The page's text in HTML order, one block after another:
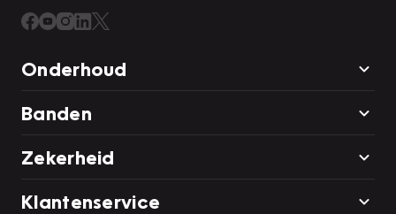
Onderhoud
Banden
Zekerheid
Klantenservice